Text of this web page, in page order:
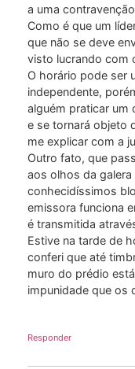
a uma
Como é que um
que não se deve
visto lucrando com
O horário pode ser
independente,
alguém praticar um
e se tornará objeto
me explicar com a
Outro fato, que
aos olhos da
conhecidíssimos
emissora funciona
é transmitida
Estive na tarde de
conferi que até
muro do prédio
impunidade que os
Responder